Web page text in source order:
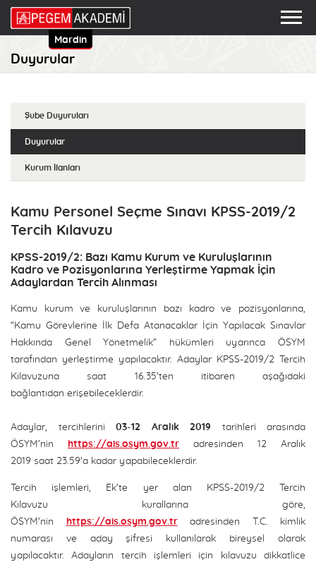
Mardin
Duyurular
Şube Duyuruları
Duyurular
Kurum İlanları
Kamu Personel Seçme Sınavı KPSS-2019/2
Tercih Kılavuzu
KPSS-2019/2: Bazı Kamu Kurum ve Kuruluşlarının
Kadro ve Pozisyonlarına Yerleştirme Yapmak İçin
Adaylardan Tercih Alınması
Kamu kurum ve kuruluşlarının bazı kadro ve pozisyonlarına,
“Kamu Görevlerine İlk Defa Atanacaklar İçin Yapılacak Sınavlar
Hakkında Genel Yönetmelik” hükümleri uyarınca ÖSYM
tarafından yerleştirme yapılacaktır. Adaylar KPSS-2019/2 Tercih
Kılavuzuna saat 16.35'ten itibaren aşağıdaki
bağlantıdan erişebileceklerdir.
Adaylar, tercihlerini 03-12 Aralık 2019 tarihleri arasında
ÖSYM’nin https://ais.osym.gov.tr adresinden 12 Aralık
2019 saat 23.59'a kadar yapabileceklerdir.
Tercih işlemleri, Ek’te yer alan KPSS-2019/2 Tercih
Kılavuzu kurallarına göre,
ÖSYM'nin
https://ais.osym.gov.tradresinden T.C. kimlik
numarası ve aday şifresi kullanılarak bireysel olarak
yapılacaktır. Adayların tercih işlemleri için kılavuzu dikkatlice